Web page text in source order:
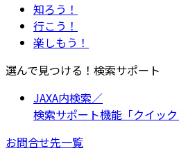
知ろう！
行こう！
楽しもう！
選んで見つける！検索サポート
JAXA内検索／
検索サポート機能「クイック
お問合せ先一覧